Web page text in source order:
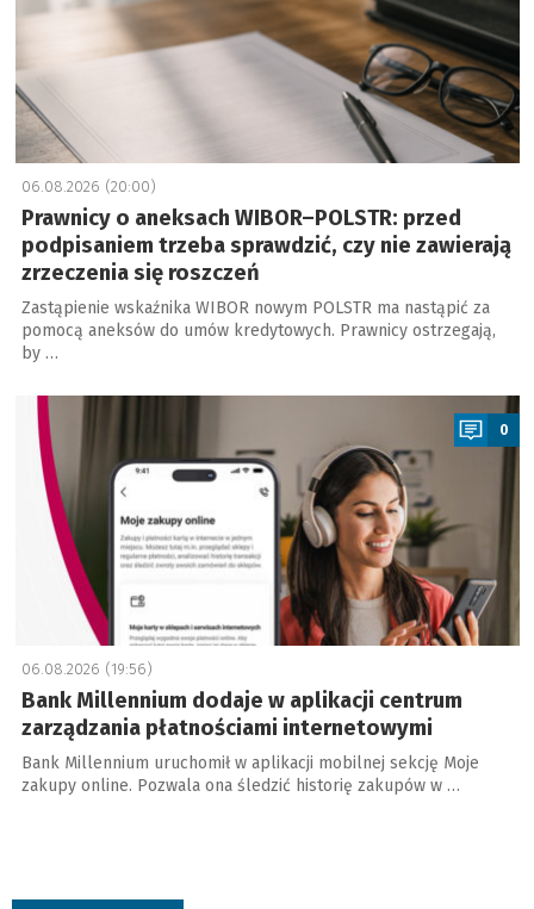
06.08.2026 (20:00)
Prawnicy o aneksach WIBOR–POLSTR: przed
podpisaniem trzeba sprawdzić, czy nie zawierają
zrzeczenia się roszczeń
Zastąpienie wskaźnika WIBOR nowym POLSTR ma nastąpić za
pomocą aneksów do umów kredytowych. Prawnicy ostrzegają,
by …
0
06.08.2026 (19:56)
Bank Millennium dodaje w aplikacji centrum
zarządzania płatnościami internetowymi
Bank Millennium uruchomił w aplikacji mobilnej sekcję Moje
zakupy online. Pozwala ona śledzić historię zakupów w …